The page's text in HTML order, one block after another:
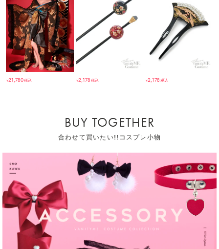
￥21,780税込 ￥2,178税込 ￥2,178 税込
BUY TOGETHER
合わせて買いたい!!コスプレ小物